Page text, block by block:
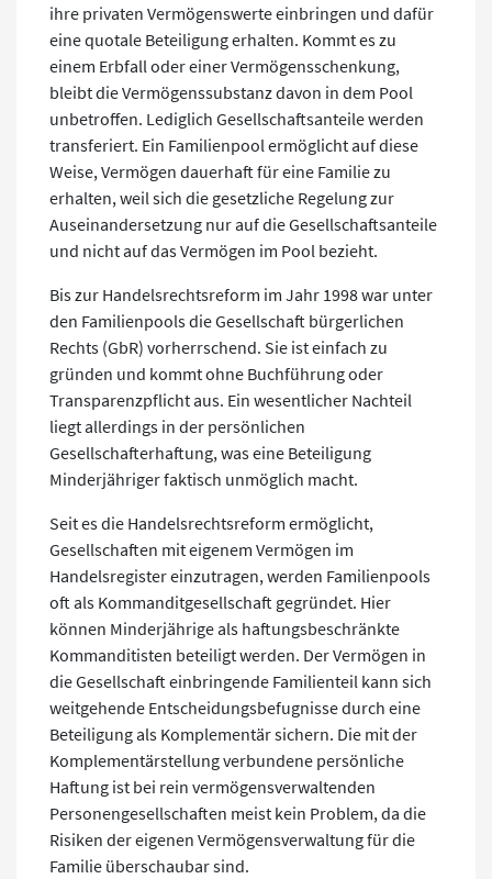
ihre privaten Vermögenswerte einbringen und dafür
eine quotale Beteiligung erhalten. Kommt es zu
einem Erbfall oder einer Vermögensschenkung,
bleibt die Vermögenssubstanz davon in dem Pool
unbetroffen. Lediglich Gesellschaftsanteile werden
transferiert. Ein Familienpool ermöglicht auf diese
Weise, Vermögen dauerhaft für eine Familie zu
erhalten, weil sich die gesetzliche Regelung zur
Auseinandersetzung nur auf die Gesellschaftsanteile
und nicht auf das Vermögen im Pool bezieht.
Bis zur Handelsrechtsreform im Jahr 1998 war unter
den Familienpools die Gesellschaft bürgerlichen
Rechts (GbR) vorherrschend. Sie ist einfach zu
gründen und kommt ohne Buchführung oder
Transparenzpflicht aus. Ein wesentlicher Nachteil
liegt allerdings in der persönlichen
Gesellschafterhaftung, was eine Beteiligung
Minderjähriger faktisch unmöglich macht.
Seit es die Handelsrechtsreform ermöglicht,
Gesellschaften mit eigenem Vermögen im
Handelsregister einzutragen, werden Familienpools
oft als Kommanditgesellschaft gegründet. Hier
können Minderjährige als haftungsbeschränkte
Kommanditisten beteiligt werden. Der Vermögen in
die Gesellschaft einbringende Familienteil kann sich
weitgehende Entscheidungsbefugnisse durch eine
Beteiligung als Komplementär sichern. Die mit der
Komplementärstellung verbundene persönliche
Haftung ist bei rein vermögensverwaltenden
Personengesellschaften meist kein Problem, da die
Risiken der eigenen Vermögensverwaltung für die
Familie überschaubar sind.